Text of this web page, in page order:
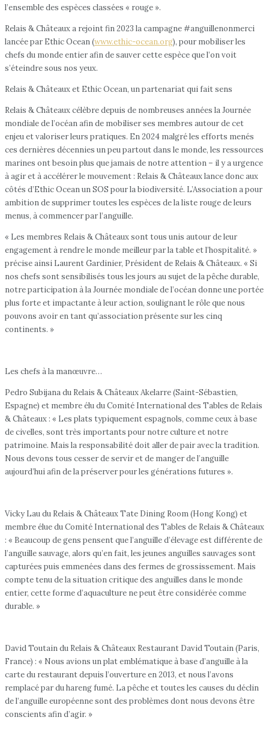
l’ensemble des espèces classées « rouge ».
Relais & Châteaux a rejoint fin 2023 la campagne #anguillenonmerci
lancée par Ethic Ocean (www.ethic-ocean.org), pour mobiliser les
chefs du monde entier afin de sauver cette espèce que l’on voit
s’éteindre sous nos yeux.
Relais & Châteaux et Ethic Ocean, un partenariat qui fait sens
Relais & Châteaux célèbre depuis de nombreuses années la Journée
mondiale de l’océan afin de mobiliser ses membres autour de cet
enjeu et valoriser leurs pratiques. En 2024 malgré les efforts menés
ces dernières décennies un peu partout dans le monde, les ressources
marines ont besoin plus que jamais de notre attention – il y a urgence
à agir et à accélérer le mouvement : Relais & Châteaux lance donc aux
côtés d’Ethic Ocean un SOS pour la biodiversité. L’Association a pour
ambition de supprimer toutes les espèces de la liste rouge de leurs
menus, à commencer par l’anguille.
« Les membres Relais & Châteaux sont tous unis autour de leur
engagement à rendre le monde meilleur par la table et l’hospitalité. »
précise ainsi Laurent Gardinier, Président de Relais & Châteaux. « Si
nos chefs sont sensibilisés tous les jours au sujet de la pêche durable,
notre participation à la Journée mondiale de l’océan donne une portée
plus forte et impactante à leur action, soulignant le rôle que nous
pouvons avoir en tant qu’association présente sur les cinq
continents. »
Les chefs à la manœuvre…
Pedro Subijana du Relais & Châteaux Akelarre (Saint-Sébastien,
Espagne) et membre élu du Comité International des Tables de Relais
& Châteaux : « Les plats typiquement espagnols, comme ceux à base
de civelles, sont très importants pour notre culture et notre
patrimoine. Mais la responsabilité doit aller de pair avec la tradition.
Nous devons tous cesser de servir et de manger de l’anguille
aujourd’hui afin de la préserver pour les générations futures ».
Vicky Lau du Relais & Châteaux Tate Dining Room (Hong Kong) et
membre élue du Comité International des Tables de Relais & Châteaux
: « Beaucoup de gens pensent que l’anguille d’élevage est différente de
l’anguille sauvage, alors qu’en fait, les jeunes anguilles sauvages sont
capturées puis emmenées dans des fermes de grossissement. Mais
compte tenu de la situation critique des anguilles dans le monde
entier, cette forme d’aquaculture ne peut être considérée comme
durable. »
David Toutain du Relais & Châteaux Restaurant David Toutain (Paris,
France) : « Nous avions un plat emblématique à base d’anguille à la
carte du restaurant depuis l’ouverture en 2013, et nous l’avons
remplacé par du hareng fumé. La pêche et toutes les causes du déclin
de l’anguille européenne sont des problèmes dont nous devons être
conscients afin d’agir. »